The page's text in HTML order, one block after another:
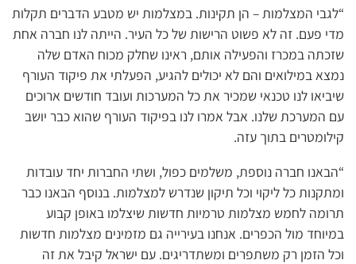
“לגבי המצלמות – הן תקינות. במצלמות יש מטבע הדברים תקלות
מדי פעם. זה לא פשוט הרישות של כל העיר. הייתה לנו חברה אחת
שזכתה במכרז והפעילה אותם, ראינו שחלק מכוח האדם שלה
נמצא במילואים והם לא יכולים להגיע, הפעלתי את פיקוד העורף
שיביאו לנו טכנאי שמכיר את כל המערכות ועובד חודשים ארוכים
עם המערכת שלנו. אבל אמרו לנו בפיקוד העורף שהוא כבר יושב
קילומטרים בתוך עזה.
“הבאנו חברה נוספת, משלמים כפול, ושתי החברות יחד עובדות
ומתקנות כל ליקוי וכל תיקון שנדרש למצלמות. בנוסף הבאנו כבר
תרומה לחמש מצלמות טרמיות חדשות שיצלמו באופן קבוע
במיוחד מול הכפרים. אנחנו בעירייה גם מזמינים מצלמות חדשות
וכל הזמן רק משתפרים ומשתדריגים. עם ישראל קיבל את זה